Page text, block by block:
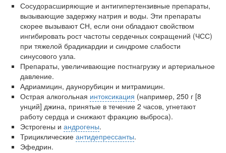
Сосудорасширяющие и антигипертензивные препараты,
вызыва­ющие задержку натрия и воды. Эти препараты
скорее вызывают СН, если они обладают свойством
ингибировать рост частоты сер­дечных сокращений (ЧСС)
при тяжелой брадикардии и синдроме слабости
синусового узла.
Препараты, увеличивающие постнагрузку и артериальное
давле­ние.
Адриамицин, даунорубицин и митрамицин.
Острая алкогольная интоксикация (например, 250 г [8
унций] джина, принятые в течение 2 часов, угнетают
работу сердца и сни­жают фракцию выброса).
Эстрогены и андрогены.
Трициклические антидепрессанты.
Эфедрин.